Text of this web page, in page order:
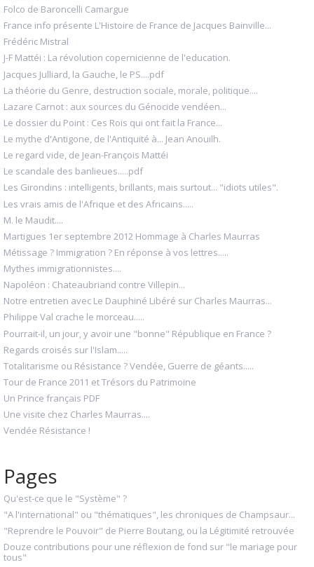
Folco de Baroncelli Camargue
France info présente L'Histoire de France de Jacques Bainville...
Frédéric Mistral
J-F Mattéi : La révolution copernicienne de l'education.
Jacques Julliard, la Gauche, le PS....pdf
La théorie du Genre, destruction sociale, morale, politique....
Lazare Carnot : aux sources du Génocide vendéen...
Le dossier du Point : Ces Rois qui ont fait la France...
Le mythe d'Antigone, de l'Antiquité à... Jean Anouilh.
Le regard vide, de Jean-François Mattéi
Le scandale des banlieues.....pdf
Les Girondins : intelligents, brillants, mais surtout... "idiots utiles".
Les vrais amis de l'Afrique et des Africains.....
M. le Maudit....
Martigues 1er septembre 2012 Hommage à Charles Maurras
Métissage ? Immigration ? En réponse à vos lettres.....
Mythes immigrationnistes....
Napoléon : Chateaubriand contre Villepin...
Notre entretien avec Le Dauphiné Libéré sur Charles Maurras...
Philippe Val crache le morceau.....
Pourrait-il, un jour, y avoir une "bonne" République en France ?
Regards croisés sur l'Islam.....
Totalitarisme ou Résistance ? Vendée, Guerre de géants.....
Tour de France 2011 et Trésors du Patrimoine
Un Prince français PDF
Une visite chez Charles Maurras....
Vendée Résistance !
Pages
Qu'est-ce que le "Système" ?
"A l'international" ou "thématiques", les chroniques de Champsaur...
"Reprendre le Pouvoir" de Pierre Boutang, ou la Légitimité retrouvée
Douze contributions pour une réflexion de fond sur "le mariage pour
tous"